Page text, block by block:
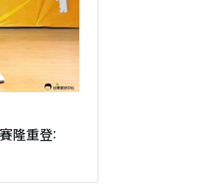
隆重登場